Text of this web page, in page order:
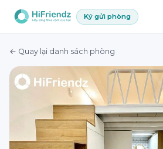
Ký gửi phòng
← Quay lại danh sách phòng